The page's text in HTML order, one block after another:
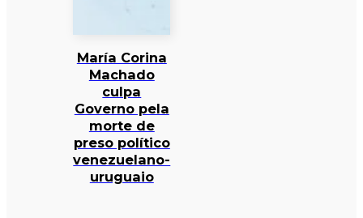
María Corina
Machado
culpa
Governo pela
morte de
preso político
venezuelano-
uruguaio